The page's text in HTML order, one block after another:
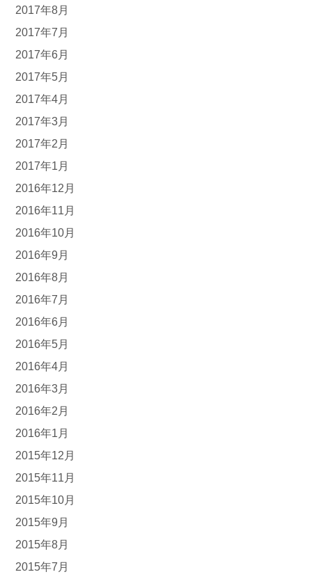
2017年8月
2017年7月
2017年6月
2017年5月
2017年4月
2017年3月
2017年2月
2017年1月
2016年12月
2016年11月
2016年10月
2016年9月
2016年8月
2016年7月
2016年6月
2016年5月
2016年4月
2016年3月
2016年2月
2016年1月
2015年12月
2015年11月
2015年10月
2015年9月
2015年8月
2015年7月